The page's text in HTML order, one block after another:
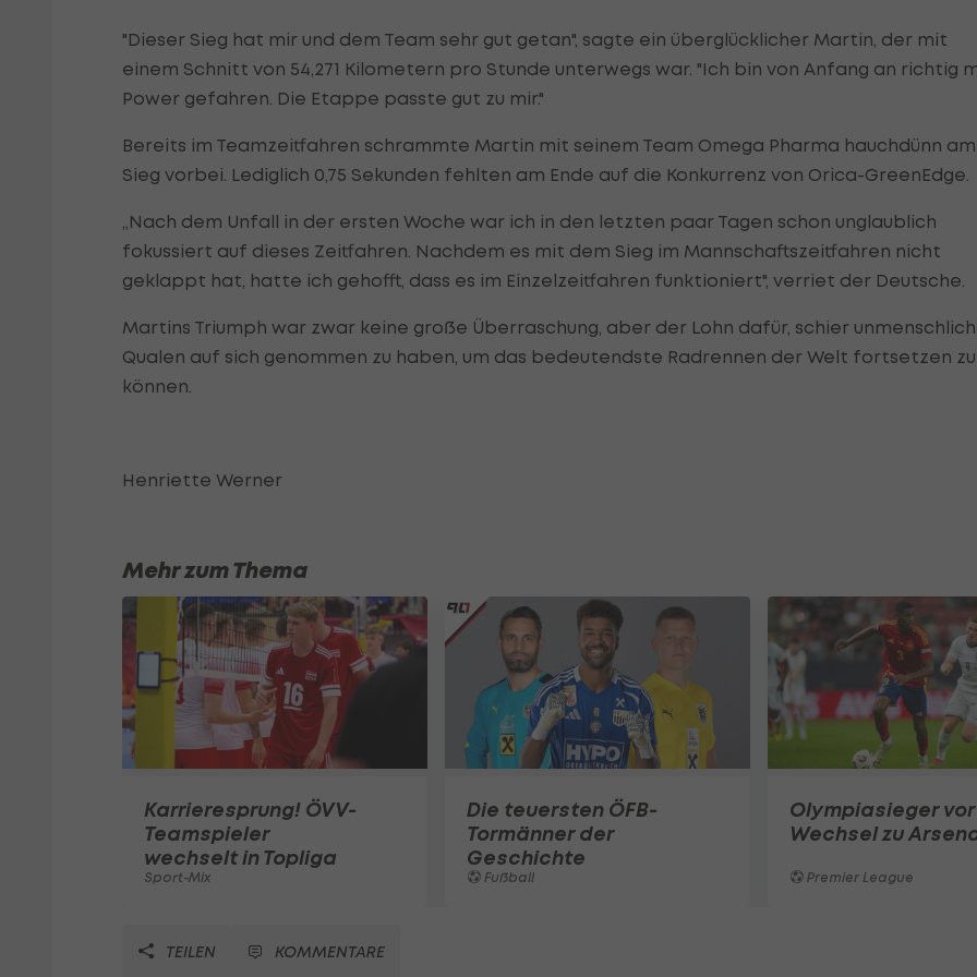
"Dieser Sieg hat mir und dem Team sehr gut getan", sagte ein überglücklicher Martin, der mit
einem Schnitt von 54,271 Kilometern pro Stunde unterwegs war. "Ich bin von Anfang an richtig
Power gefahren. Die Etappe passte gut zu mir."
Bereits im Teamzeitfahren schrammte Martin mit seinem Team Omega Pharma hauchdünn am
Sieg vorbei. Lediglich 0,75 Sekunden fehlten am Ende auf die Konkurrenz von Orica-GreenEdge.
„Nach dem Unfall in der ersten Woche war ich in den letzten paar Tagen schon unglaublich
fokussiert auf dieses Zeitfahren. Nachdem es mit dem Sieg im Mannschaftszeitfahren nicht
geklappt hat, hatte ich gehofft, dass es im Einzelzeitfahren funktioniert", verriet der Deutsche.
Martins Triumph war zwar keine große Überraschung, aber der Lohn dafür, schier
Qualen auf sich genommen zu haben, um das bedeutendste Radrennen der Welt fortsetzen zu
können.
Henriette Werner
Mehr zum Thema
Karrieresprung! ÖVV-
Teamspieler
wechselt in Topliga
Sport-Mix
Die teuersten ÖFB-
Tormänner der
Geschichte
Fußball
Olympiasieger vor
Wechsel zu
Premier League
TEILEN KOMMENTARE